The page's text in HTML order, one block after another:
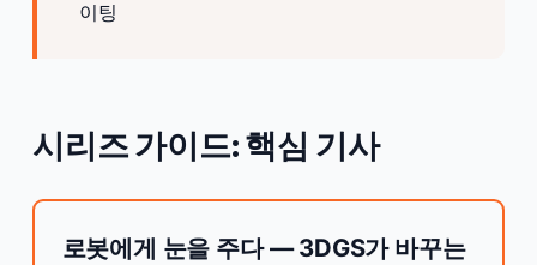
이팅
시리즈 가이드: 핵심 기사
로봇에게 눈을 주다 — 3DGS가 바꾸는